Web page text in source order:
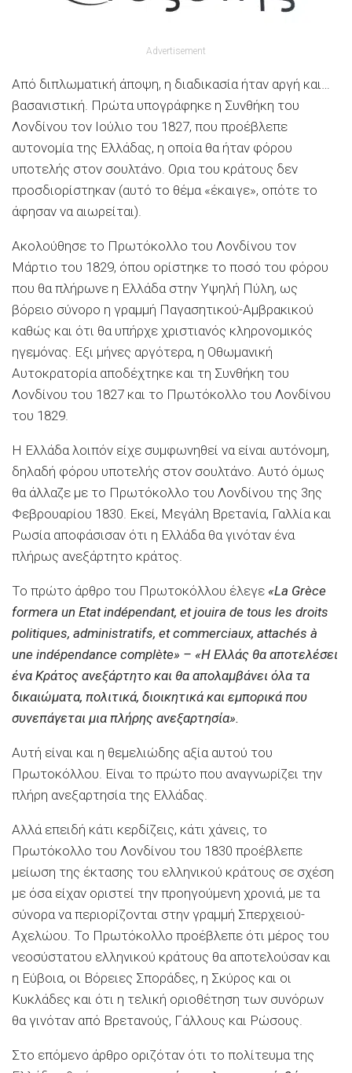
Advertisement
Από διπλωματική άποψη, η διαδικασία ήταν αργή και…
βασανιστική. Πρώτα υπογράφηκε η Συνθήκη του
Λονδίνου τον Ιούλιο του 1827, που προέβλεπε
αυτονομία της Ελλάδας, η οποία θα ήταν φόρου
υποτελής στον σουλτάνο. Ορια του κράτους δεν
προσδιορίστηκαν (αυτό το θέμα «έκαιγε», οπότε το
άφησαν να αιωρείται).
Ακολούθησε το Πρωτόκολλο του Λονδίνου τον
Μάρτιο του 1829, όπου ορίστηκε το ποσό του φόρου
που θα πλήρωνε η Ελλάδα στην Υψηλή Πύλη, ως
βόρειο σύνορο η γραμμή Παγασητικού-Αμβρακικού
καθώς και ότι θα υπήρχε χριστιανός κληρονομικός
ηγεμόνας. Εξι μήνες αργότερα, η Οθωμανική
Αυτοκρατορία αποδέχτηκε και τη Συνθήκη του
Λονδίνου του 1827 και το Πρωτόκολλο του Λονδίνου
του 1829.
Η Ελλάδα λοιπόν είχε συμφωνηθεί να είναι αυτόνομη,
δηλαδή φόρου υποτελής στον σουλτάνο. Αυτό όμως
θα άλλαζε με το Πρωτόκολλο του Λονδίνου της 3ης
Φεβρουαρίου 1830. Εκεί, Μεγάλη Βρετανία, Γαλλία και
Ρωσία αποφάσισαν ότι η Ελλάδα θα γινόταν ένα
πλήρως ανεξάρτητο κράτος.
Το πρώτο άρθρο του Πρωτοκόλλου έλεγε «La Grèce
formera un Etat indépendant, et jouira de tous les droits
politiques, administratifs, et commerciaux, attachés à
une indépendance complète» – «Η Ελλάς θα αποτελέσει
ένα Κράτος ανεξάρτητο και θα απολαμβάνει όλα τα
δικαιώματα, πολιτικά, διοικητικά και εμπορικά που
συνεπάγεται μια πλήρης ανεξαρτησία».
Αυτή είναι και η θεμελιώδης αξία αυτού του
Πρωτοκόλλου. Είναι το πρώτο που αναγνωρίζει την
πλήρη ανεξαρτησία της Ελλάδας.
Αλλά επειδή κάτι κερδίζεις, κάτι χάνεις, το
Πρωτόκολλο του Λονδίνου του 1830 προέβλεπε
μείωση της έκτασης του ελληνικού κράτους σε σχέση
με όσα είχαν οριστεί την προηγούμενη χρονιά, με τα
σύνορα να περιορίζονται στην γραμμή Σπερχειού-
Αχελώου. Το Πρωτόκολλο προέβλεπε ότι μέρος του
νεοσύστατου ελληνικού κράτους θα αποτελούσαν και
η Εύβοια, οι Βόρειες Σποράδες, η Σκύρος και οι
Κυκλάδες και ότι η τελική οριοθέτηση των συνόρων
θα γινόταν από Βρετανούς, Γάλλους και Ρώσους.
Στο επόμενο άρθρο οριζόταν ότι το πολίτευμα της